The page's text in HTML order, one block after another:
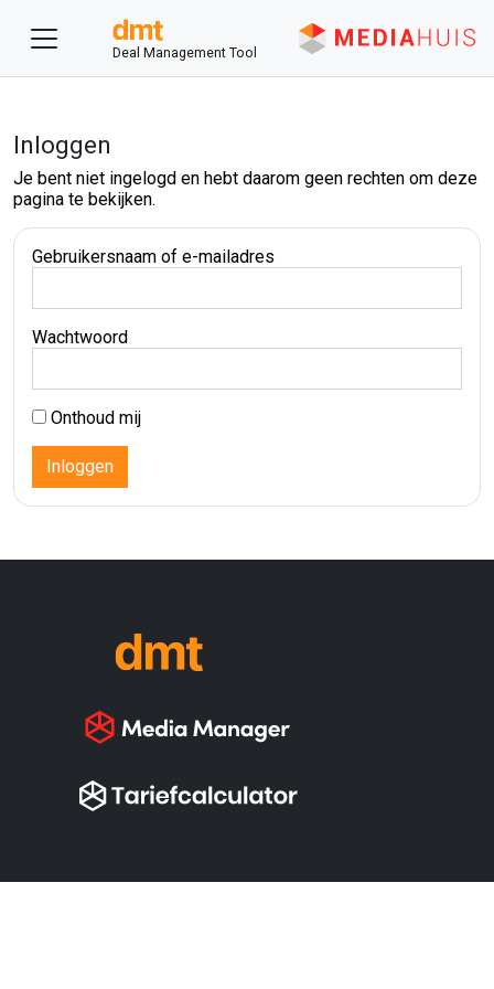
Deal Management Tool
Inloggen
Je bent niet ingelogd en hebt daarom geen rechten om deze
pagina te bekijken.
Gebruikersnaam of e-mailadres
Wachtwoord
Onthoud mij